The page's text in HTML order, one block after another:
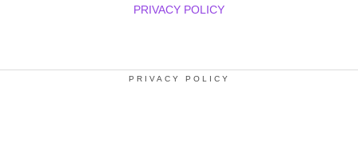
PRIVACY POLICY
PRIVACY POLICY